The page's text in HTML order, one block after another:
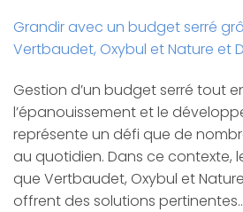
Grandir avec un budget serré
Vertbaudet, Oxybul et Nature et
Gestion d’un budget serré tout
l’épanouissement et le
représente un défi que de
au quotidien. Dans ce contexte,
que Vertbaudet, Oxybul et
offrent des solutions